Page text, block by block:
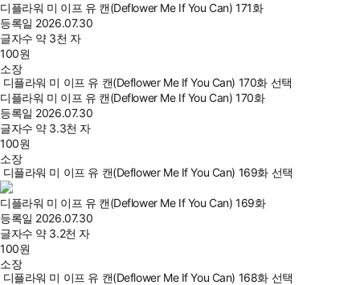
디플라워 미 이프 유 캔(Deflower Me If You Can) 171화
등록일 2026.07.30
글자수 약 3천 자
100원
소장
디플라워 미 이프 유 캔(Deflower Me If You Can) 170화 선택
디플라워 미 이프 유 캔(Deflower Me If You Can) 170화
등록일 2026.07.30
글자수 약 3.3천 자
100원
소장
디플라워 미 이프 유 캔(Deflower Me If You Can) 169화 선택
디플라워 미 이프 유 캔(Deflower Me If You Can) 169화
등록일 2026.07.30
글자수 약 3.2천 자
100원
소장
디플라워 미 이프 유 캔(Deflower Me If You Can) 168화 선택